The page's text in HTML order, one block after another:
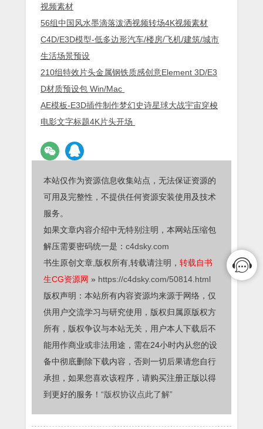
视频素材
56组中国风水墨滴落泼洒视频转场4K视频素材
C4D/E3D模型-低多边形汽车/楼房/飞机/建筑/城市
生活场景预设
210组特效片头金属钢铁质感创意Element 3D/E3
D材质预设包 Win/Mac
AE模板-E3D插件制作梦幻史诗星球大战宇宙穿梭
电影文字标题4K片头开场
本站仅作为资源信息收集站点，无法保证资源的
可用及完整性，不提供任何资源安装使用及技术
服务。
如果文章内容介绍中无特别注明，本网站压缩包
解压需要密码统一是： c4dsky.com
书生原创文章,版权所有,转载请注明， 转载自书
生CG资源网 » https://c4dsky.com/50814.html
版权声明：本站所有内容资源均来源于网络，仅
供用户交流学习与研究使用，版权归属原版权方
所有，版权争议与本站无关，用户本人下载后不
能用作商业或非法用途，需在24小时内从您的设
备中彻底删除下载内容，否则一切后果请您自行
承担，如果您喜欢该程序，请购买注册正版以得
到更好的服务！ “版权协议点此了解”